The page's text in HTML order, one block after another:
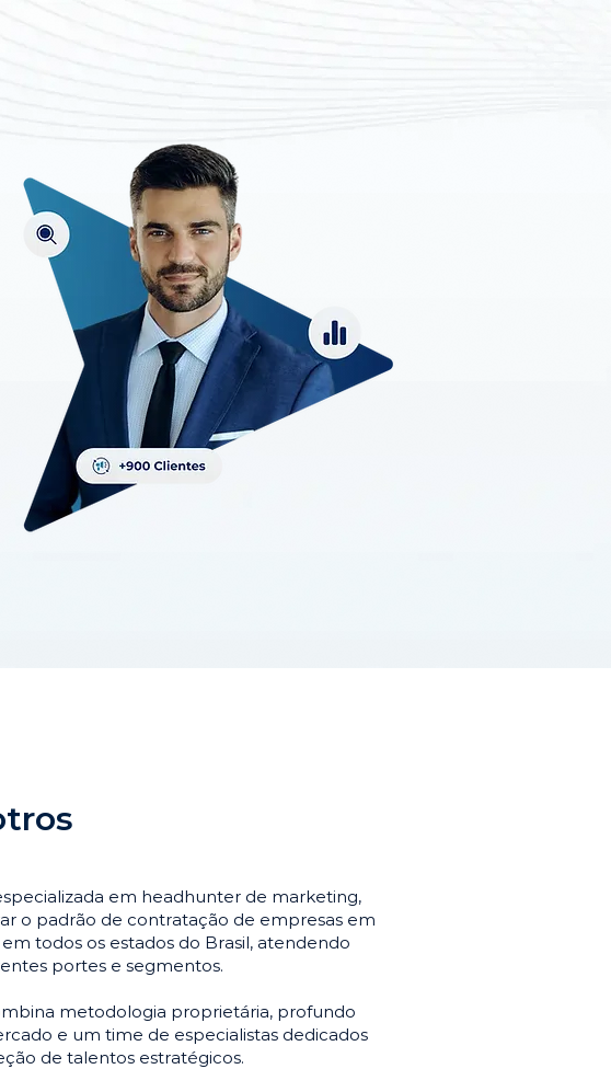
em headhunter de marketing,
o padrão de contratação de empresas em
todos os estados do Brasil, atendendo
portes e segmentos.
metodologia proprietária, profundo
e um time de especialistas dedicados
de talentos estratégicos.